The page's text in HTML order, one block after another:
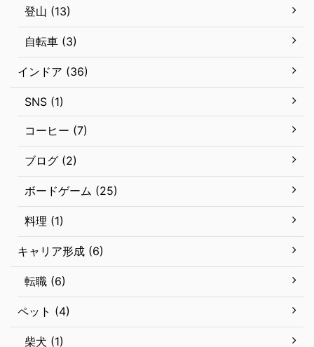
登山 (13)
自転車 (3)
インドア (36)
SNS (1)
コーヒー (7)
ブログ (2)
ボードゲーム (25)
料理 (1)
キャリア形成 (6)
転職 (6)
ペット (4)
柴犬 (1)